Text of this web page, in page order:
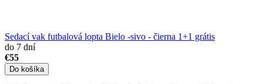
Sedací vak futbalová lopta Bielo -sivo - čierna 1+1 grátis
do 7 dní
€55
Do košíka